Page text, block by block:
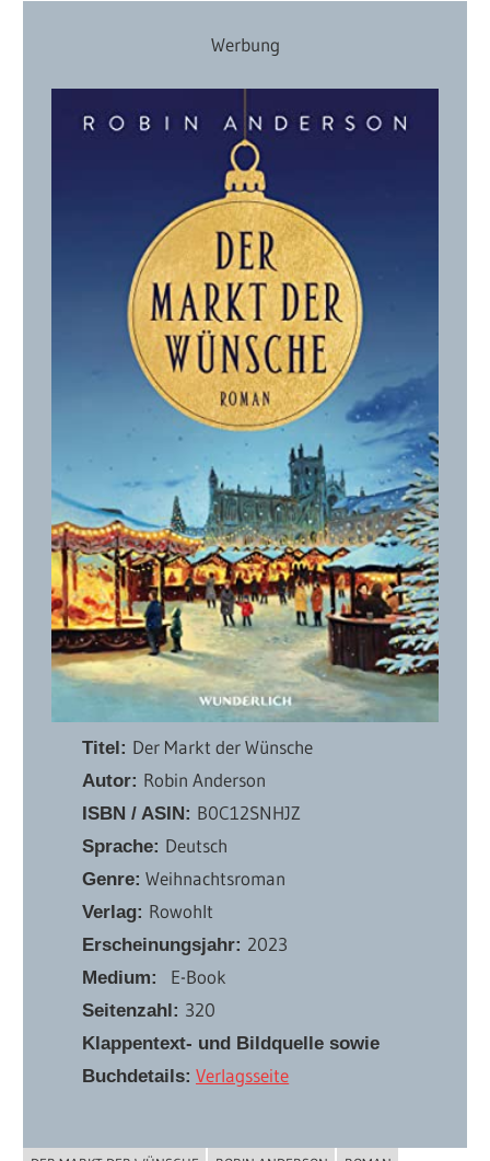
Werbung
Titel: Der Markt der Wünsche
Autor: Robin Anderson
ISBN / ASIN: B0C12SNHJZ
Sprache: Deutsch
Genre: Weihnachtsroman
Verlag: Rowohlt
Erscheinungsjahr: 2023
Medium: E-Book
Seitenzahl: 320
Klappentext- und Bildquelle sowie
Buchdetails: Verlagsseite